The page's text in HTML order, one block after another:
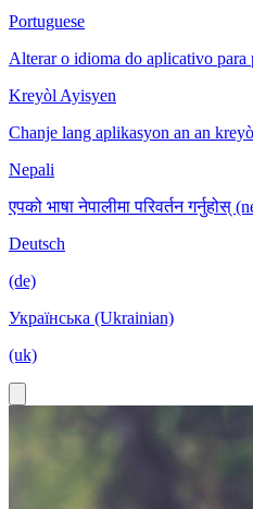
Portuguese
Alterar o idioma do aplicativo para
Kreyòl Ayisyen
Chanje lang aplikasyon an an
Nepali
एपको भाषा नेपालीमा परिवर्तन गर्नुहोस्
Deutsch
(de)
Українська (Ukrainian)
(uk)